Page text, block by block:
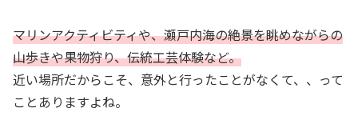
マリンアクティビティや、瀬戸内海の絶景を眺めながらの
山歩きや果物狩り、伝統工芸体験など。
近い場所だからこそ、意外と行ったことがなくて、、って
ことありますよね。